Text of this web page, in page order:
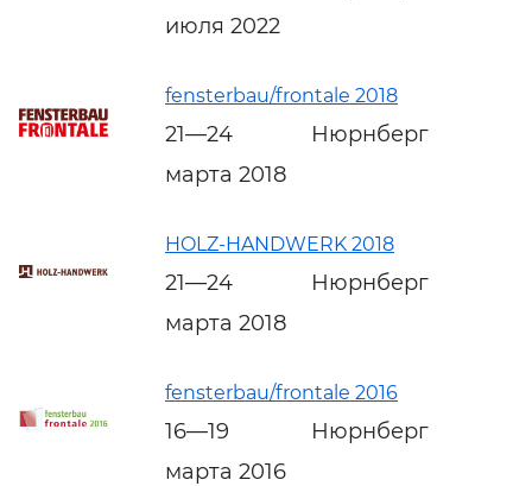
июля 2022
fensterbau/frontale 2018
21—24
марта 2018
Нюрнберг
HOLZ-HANDWERK 2018
21—24
марта 2018
Нюрнберг
fensterbau/frontale 2016
16—19
марта 2016
Нюрнберг